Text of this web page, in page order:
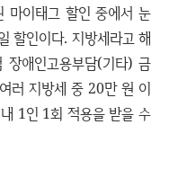
마이태그 할인 중에서 눈
할인이다. 지방세라고 해
장애인고용부담(기타) 금
러 지방세 중 20만 원 이
1인 1회 적용을 받을 수